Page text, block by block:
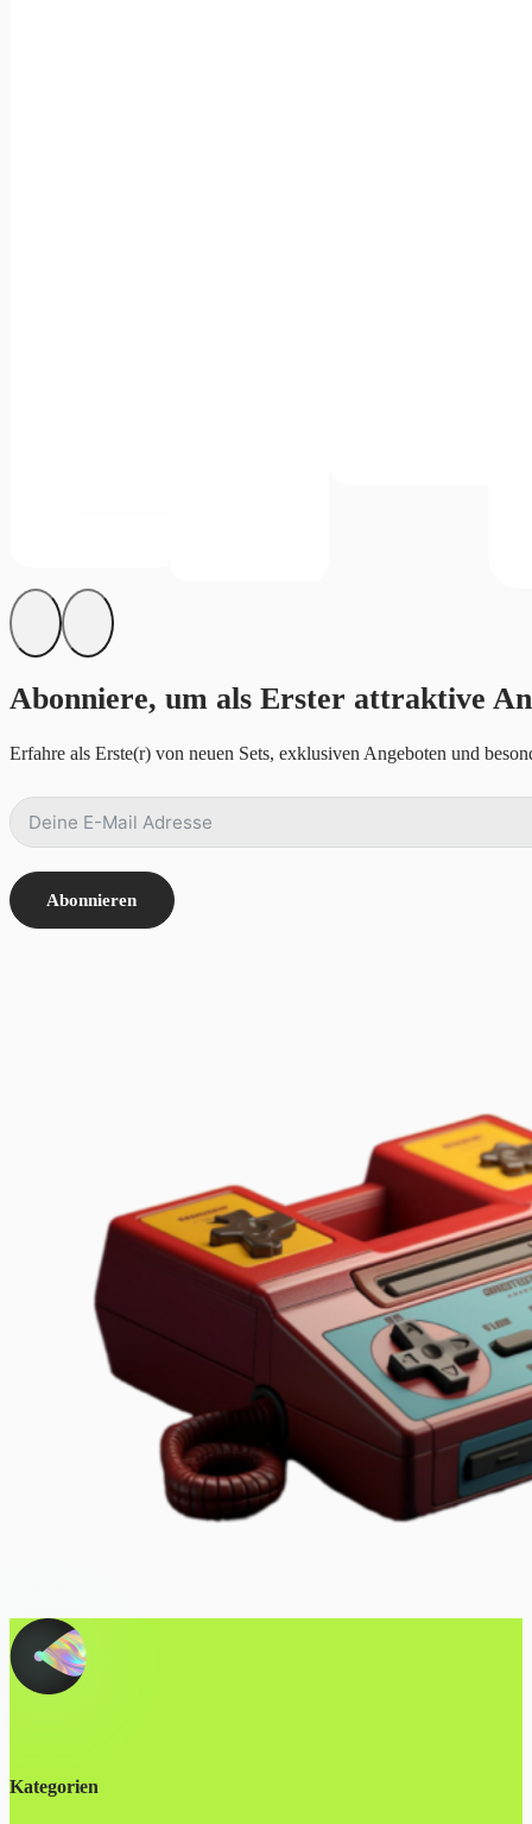
Abonniere, um als Erster attraktive
Erfahre als Erste(r) von neuen Sets, exklusiven Angeboten und
Abonnieren
Kategorien